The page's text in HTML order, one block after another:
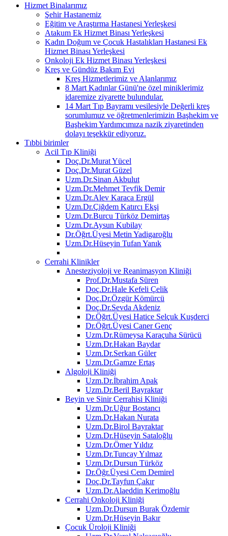
Hizmet Binalarımız
Şehir Hastanemiz
Eğitim ve Araştırma Hastanesi Yerleşkesi
Atakum Ek Hizmet Binası Yerleşkesi
Kadın Doğum ve Çocuk Hastalıkları Hastanesi Ek
Hizmet Binası Yerleşkesi
Onkoloji Ek Hizmet Binası Yerleşkesi
Kreş ve Gündüz Bakım Evi
Kreş Hizmetlerimiz ve Alanlarımız
8 Mart Kadınlar Günü'ne özel miniklerimiz
idaremize ziyarette bulundular.
14 Mart Tıp Bayramı vesilesiyle Değerli kreş
sorumlumuz ve öğretmenlerimizin Başhekim ve
Başhekim Yardımcımıza nazik ziyaretinden
dolayı teşekkür ediyoruz.
Tıbbi birimler
Acil Tıp Kliniği
Doç.Dr.Murat Yücel
Doç.Dr.Murat Güzel
Uzm.Dr.Sinan Akbulut
Uzm.Dr.Mehmet Tevfik Demir
Uzm.Dr.Alev Karaca Ergül
Uzm.Dr.Çiğdem Katırcı Ekşi
Uzm.Dr.Burcu Türköz Demirtaş
Uzm.Dr.Aysun Kubilay
Dr.Öğrt.Üyesi Metin Yadigaroğlu
Uzm.Dr.Hüseyin Tufan Yanık
Cerrahi Klinikler
Anesteziyoloji ve Reanimasyon Kliniği
Prof.Dr.Mustafa Süren
Doç.Dr.Hale Kefeli Çelik
Doç.Dr.Özgür Kömürcü
Doç.Dr.Sevda Akdeniz
Dr.Öğrt.Üyesi Hatice Selçuk Kuşderci
Dr.Öğrt.Üyesi Caner Genç
Uzm.Dr.Rümeysa Karaçuha Sürücü
Uzm.Dr.Hakan Baydar
Uzm.Dr.Serkan Güler
Uzm.Dr.Gamze Ertaş
Algoloji Kliniği
Uzm.Dr.İbrahim Apak
Uzm.Dr.Beril Bayraktar
Beyin ve Sinir Cerrahisi Kliniği
Uzm.Dr.Uğur Bostancı
Uzm.Dr.Hakan Nurata
Uzm.Dr.Birol Bayraktar
Uzm.Dr.Hüseyin Sataloğlu
Uzm.Dr.Ömer Yıldız
Uzm.Dr.Tuncay Yılmaz
Uzm.Dr.Dursun Türköz
Dr.Öğr.Üyesi Cem Demirel
Doç.Dr.Tayfun Çakır
Uzm.Dr.Alaeddin Kerimoğlu
Cerrahi Onkoloji Kliniği
Uzm.Dr.Dursun Burak Özdemir
Uzm.Dr.Hüseyin Bakır
Çocuk Üroloji Kliniği